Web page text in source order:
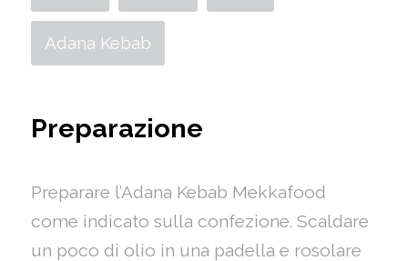
Adana Kebab
Preparazione
Preparare l’Adana Kebab Mekkafood
come indicato sulla confezione. Scaldare
un poco di olio in una padella e rosolare